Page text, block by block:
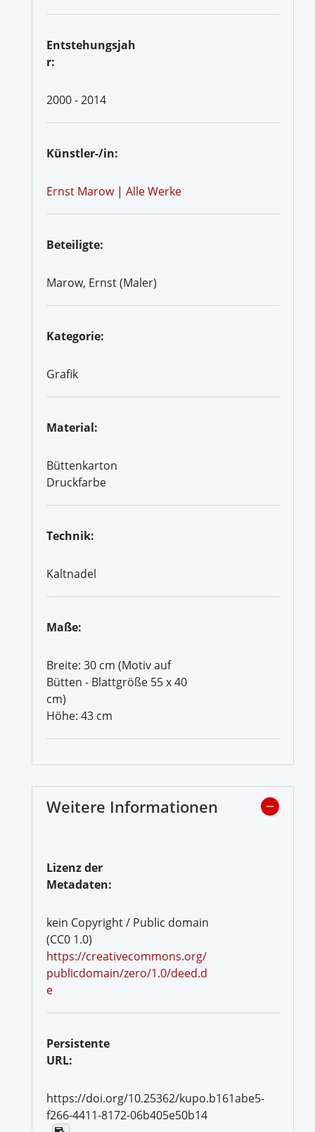
Entstehungsjah
r:
2000 - 2014
Künstler-/in:
Ernst Marow| Alle Werke
Beteiligte:
Marow, Ernst (Maler)
Kategorie:
Grafik
Material:
Büttenkarton
Druckfarbe
Technik:
Kaltnadel
Maße:
Breite: 30 cm (Motiv auf
Bütten - Blattgröße 55 x 40
cm)
Höhe: 43 cm
Weitere Informationen
Lizenz der
Metadaten:
kein Copyright / Public domain
(CC0 1.0)
https://creativecommons.org/
publicdomain/zero/1.0/deed.d
e
Persistente
URL:
https://doi.org/10.25362/kupo.b161abe5-
f266-4411-8172-06b405e50b14